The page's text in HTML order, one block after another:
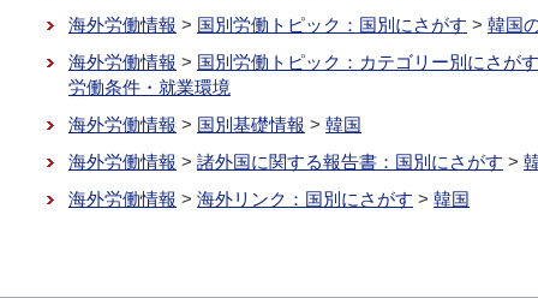
海外労働情報 > 国別労働トピック：国別にさがす > 韓国
海外労働情報 > 国別労働トピック：カテゴリー別にさがす
労働条件・就業環境
海外労働情報 > 国別基礎情報 > 韓国
海外労働情報 > 諸外国に関する報告書：国別にさがす >
海外労働情報 > 海外リンク：国別にさがす > 韓国